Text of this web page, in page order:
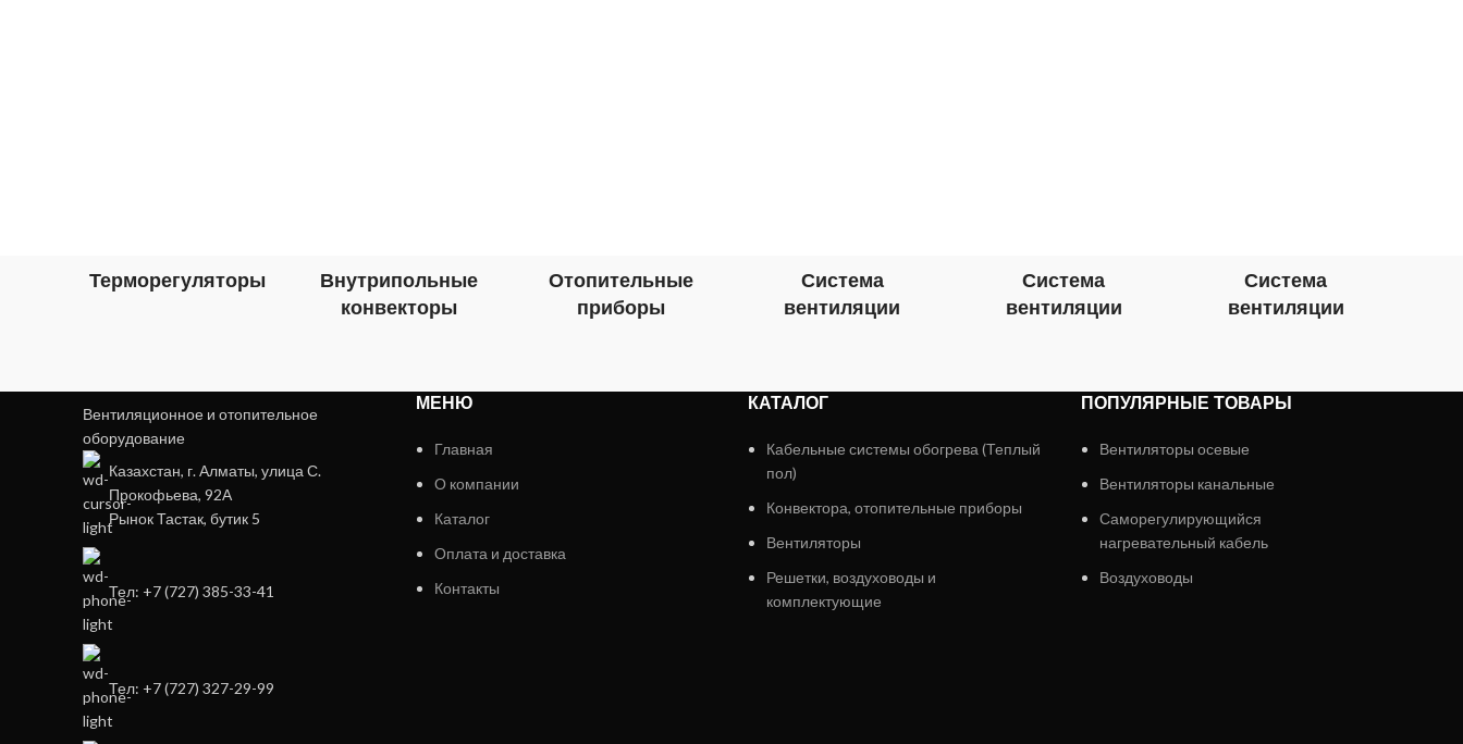
Терморегуляторы
Внутрипольные
конвекторы
Отопительные
приборы
Система
вентиляции
Система
вентиляции
Система
вентиляции
Вентиляционное и отопительное
оборудование
Казахстан, г. Алматы, улица С.
Прокофьева, 92А
Рынок Тастак, бутик 5
Тел: +7 (727) 385-33-41
Тел: +7 (727) 327-29-99
МЕНЮ
Главная
О компании
Каталог
Оплата и доставка
Контакты
КАТАЛОГ
Кабельные системы обогрева (Теплый
пол)
Конвектора, отопительные приборы
Вентиляторы
Решетки, воздуховоды и
комплектующие
ПОПУЛЯРНЫЕ ТОВАРЫ
Вентиляторы осевые
Вентиляторы канальные
Саморегулирующийся
нагревательный кабель
Воздуховоды